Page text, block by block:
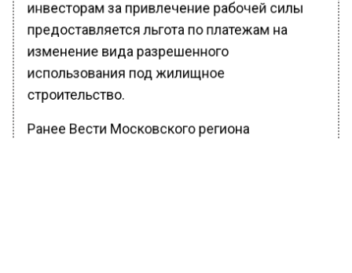
инвесторам за привлечение рабочей силы
предоставляется льгота по платежам на
изменение вида разрешенного
использования под жилищное
строительство.
Ранее Вести Московского региона